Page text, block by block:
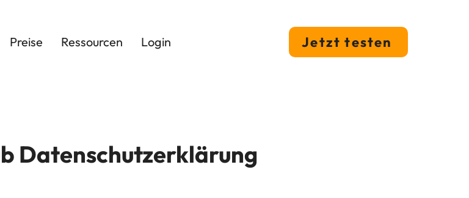
Preise Ressourcen Login Jetzt testen
Datenschutzerklärung